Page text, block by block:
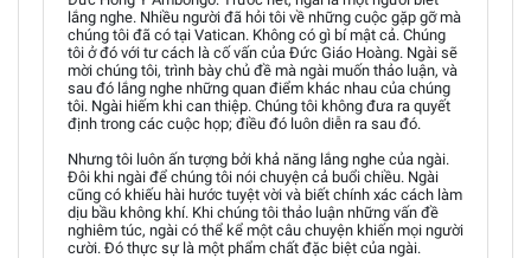
lắng nghe. Nhiều người đã hỏi tôi về những cuộc gặp gỡ mà
chúng tôi đã có tại Vatican. Không có gì bí mật cả. Chúng
tôi ở đó với tư cách là cố vấn của Đức Giáo Hoàng. Ngài sẽ
mời chúng tôi, trình bày chủ đề mà ngài muốn thảo luận, và
sau đó lắng nghe những quan điểm khác nhau của chúng
tôi. Ngài hiếm khi can thiệp. Chúng tôi không đưa ra quyết
định trong các cuộc họp; điều đó luôn diễn ra sau đó.
Nhưng tôi luôn ấn tượng bởi khả năng lắng nghe của ngài.
Đôi khi ngài để chúng tôi nói chuyện cả buổi chiều. Ngài
cũng có khiếu hài hước tuyệt vời và biết chính xác cách làm
dịu bầu không khí. Khi chúng tôi thảo luận những vấn đề
nghiêm túc, ngài có thể kể một câu chuyện khiến mọi người
cười. Đó thực sự là một phẩm chất đặc biệt của ngài.